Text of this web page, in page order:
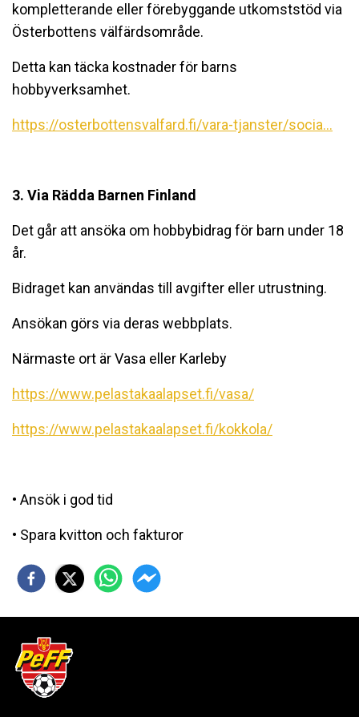
kompletterande eller förebyggande utkomststöd via
Österbottens välfärdsområde.
Detta kan täcka kostnader för barns
hobbyverksamhet.
https://osterbottensvalfard.fi/vara-tjanster/socia...
3. Via Rädda Barnen Finland
Det går att ansöka om hobbybidrag för barn under 18
år.
Bidraget kan användas till avgifter eller utrustning.
Ansökan görs via deras webbplats.
Närmaste ort är Vasa eller Karleby
https://www.pelastakaalapset.fi/vasa/
https://www.pelastakaalapset.fi/kokkola/
• Ansök i god tid
• Spara kvitton och fakturor